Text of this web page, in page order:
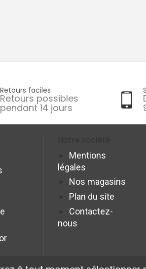
Retours faciles
Retours possibles
pendant 14 jours
Mentions
légales
Nos magasins
Plan du site
Contactez-
nous